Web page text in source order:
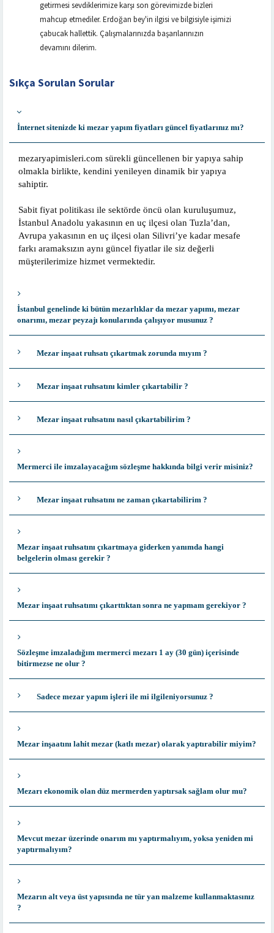
getirmesi sevdiklerimize karşı son görevimizde bizleri
mahcup etmediler. Erdoğan bey'in ilgisi ve bilgisiyle işimizi
çabucak hallettik. Çalışmalarınızda başarılarınızın
devamını dilerim.
Sıkça Sorulan Sorular
İnternet sitenizde ki mezar yapım fiyatları güncel fiyatlarınız mı?
mezaryapimisleri.com sürekli güncellenen bir yapıya sahip
olmakla birlikte, kendini yenileyen dinamik bir yapıya
sahiptir.
Sabit fiyat politikası ile sektörde öncü olan kuruluşumuz,
İstanbul Anadolu yakasının en uç ilçesi olan Tuzla’dan,
Avrupa yakasının en uç ilçesi olan Silivri’ye kadar mesafe
farkı aramaksızın aynı güncel fiyatlar ile siz değerli
müşterilerimize hizmet vermektedir.
İstanbul genelinde ki bütün mezarlıklar da mezar yapımı, mezar
onarımı, mezar peyzajı konularında çalışıyor musunuz ?
Mezar inşaat ruhsatı çıkartmak zorunda mıyım ?
Mezar inşaat ruhsatını kimler çıkartabilir ?
Mezar inşaat ruhsatını nasıl çıkartabilirim ?
Mermerci ile imzalayacağım sözleşme hakkında bilgi verir misiniz?
Mezar inşaat ruhsatını ne zaman çıkartabilirim ?
Mezar inşaat ruhsatını çıkartmaya giderken yanımda hangi
belgelerin olması gerekir ?
Mezar inşaat ruhsatımı çıkarttıktan sonra ne yapmam gerekiyor ?
Sözleşme imzaladığım mermerci mezarı 1 ay (30 gün) içerisinde
bitirmezse ne olur ?
Sadece mezar yapım işleri ile mi ilgileniyorsunuz ?
Mezar inşaatını lahit mezar (katlı mezar) olarak yaptırabilir miyim?
Mezarı ekonomik olan düz mermerden yaptırsak sağlam olur mu?
Mevcut mezar üzerinde onarım mı yaptırmalıyım, yoksa yeniden mi
yaptırmalıyım?
Mezarın alt veya üst yapısında ne tür yan malzeme kullanmaktasınız
?